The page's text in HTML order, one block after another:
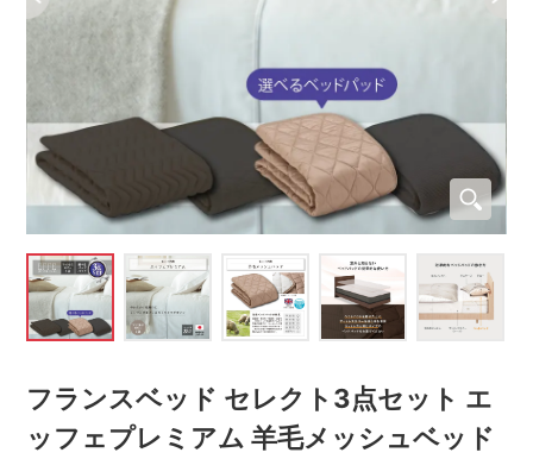
フランスベッド セレクト3点セット エ
ッフェプレミアム 羊毛メッシュベッド